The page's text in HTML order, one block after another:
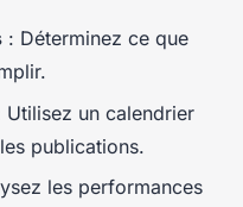
: Déterminez ce que
Utilisez un calendrier
publications.
les performances